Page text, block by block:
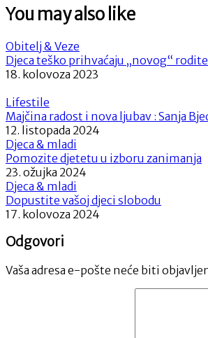
You may also like
Obitelj & Veze
Djeca teško prihvaćaju „novog“
18. kolovoza 2023
Lifestile
Majčina radost i nova ljubav : Sanja
12. listopada 2024
Djeca & mladi
Pomozite djetetu u izboru zanimanja
23. ožujka 2024
Djeca & mladi
Dopustite vašoj djeci slobodu
17. kolovoza 2024
Odgovori
Vaša adresa e-pošte neće biti